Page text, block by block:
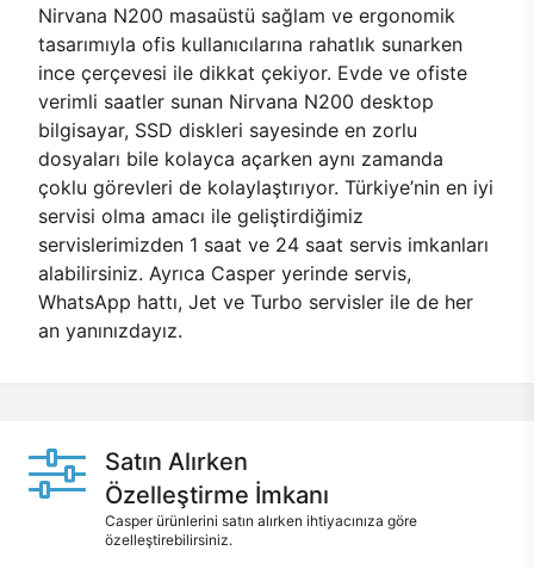
Nirvana N200 masaüstü sağlam ve ergonomik
tasarımıyla ofis kullanıcılarına rahatlık sunarken
ince çerçevesi ile dikkat çekiyor. Evde ve ofiste
verimli saatler sunan Nirvana N200 desktop
bilgisayar, SSD diskleri sayesinde en zorlu
dosyaları bile kolayca açarken aynı zamanda
çoklu görevleri de kolaylaştırıyor. Türkiye’nin en iyi
servisi olma amacı ile geliştirdiğimiz
servislerimizden 1 saat ve 24 saat servis imkanları
alabilirsiniz. Ayrıca Casper yerinde servis,
WhatsApp hattı, Jet ve Turbo servisler ile de her
an yanınızdayız.
Satın Alırken
Özelleştirme İmkanı
Casper ürünlerini satın alırken ihtiyacınıza göre
özelleştirebilirsiniz.